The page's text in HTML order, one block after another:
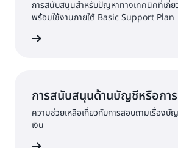
การสนับสนุนสำหรับปัญหาทางเทคนิคที่เกี่ย
พร้อมใช้งานภายใต้ Basic Support Plan
การสนับสนุนด้านบัญชีหรือการ
ความช่วยเหลือเกี่ยวกับการสอบถามเรื่องบั
เงิน